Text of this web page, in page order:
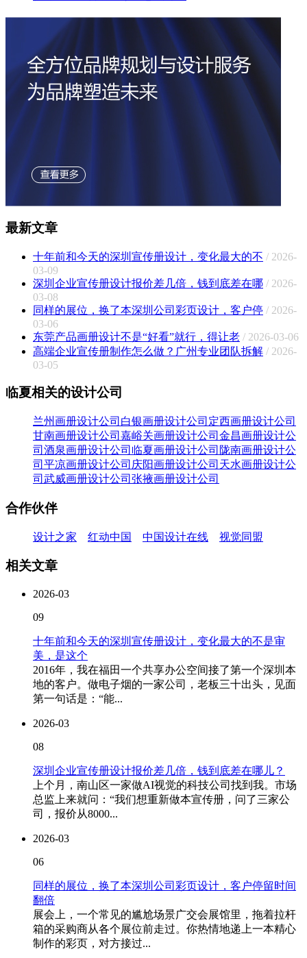
最新文章
十年前和今天的深圳宣传册设计，变化最大的不 / 2026-
03-09
深圳企业宣传册设计报价差几倍，钱到底差在哪 / 2026-
03-08
同样的展位，换了本深圳公司彩页设计，客户停 / 2026-
03-06
东莞产品画册设计不是“好看”就行，得让老 / 2026-03-06
高端企业宣传册制作怎么做？广州专业团队拆解 / 2026-
03-05
临夏相关的设计公司
兰州画册设计公司 白银画册设计公司 定西画册设计公司
甘南画册设计公司 嘉峪关画册设计公司 金昌画册设计公
司 酒泉画册设计公司 临夏画册设计公司 陇南画册设计公
司 平凉画册设计公司 庆阳画册设计公司 天水画册设计公
司 武威画册设计公司 张掖画册设计公司
合作伙伴
设计之家 红动中国 中国设计在线 视觉同盟
相关文章
2026-03
09
十年前和今天的深圳宣传册设计，变化最大的不是审
美，是这个
2016年，我在福田一个共享办公空间接了第一个深圳本
地的客户。做电子烟的一家公司，老板三十出头，见面
第一句话是：“能...
2026-03
08
深圳企业宣传册设计报价差几倍，钱到底差在哪儿？
上个月，南山区一家做AI视觉的科技公司找到我。市场
总监上来就问：“我们想重新做本宣传册，问了三家公
司，报价从8000...
2026-03
06
同样的展位，换了本深圳公司彩页设计，客户停留时间
翻倍
展会上，一个常见的尴尬场景广交会展馆里，拖着拉杆
箱的采购商从各个展位前走过。你热情地递上一本精心
制作的彩页，对方接过...